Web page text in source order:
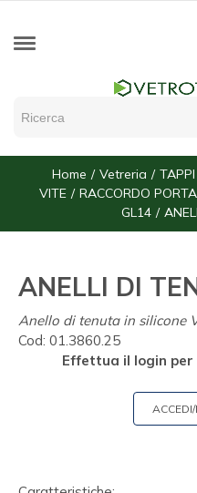
Home Vetreria
VITE
RACCORDO
GL14
ANELLI DI
Anello di tenuta in silicone
Cod: 01.3860.25
Effettua il login per